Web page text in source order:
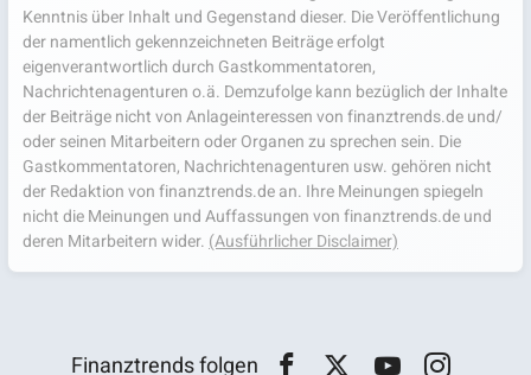
Kenntnis über Inhalt und Gegenstand dieser. Die Veröffentlichung
der namentlich gekennzeichneten Beiträge erfolgt
eigenverantwortlich durch Gastkommentatoren,
Nachrichtenagenturen o.ä. Demzufolge kann bezüglich der Inhalte
der Beiträge nicht von Anlageinteressen von finanztrends.de und/
oder seinen Mitarbeitern oder Organen zu sprechen sein. Die
Gastkommentatoren, Nachrichtenagenturen usw. gehören nicht
der Redaktion von finanztrends.de an. Ihre Meinungen spiegeln
nicht die Meinungen und Auffassungen von finanztrends.de und
deren Mitarbeitern wider. (Ausführlicher Disclaimer)
Finanztrends folgen